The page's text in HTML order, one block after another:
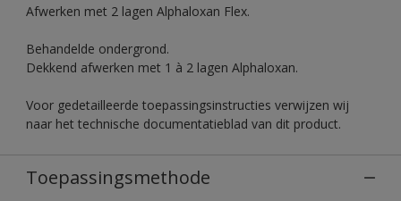
Afwerken met 2 lagen Alphaloxan Flex.
Behandelde ondergrond.
Dekkend afwerken met 1 à 2 lagen Alphaloxan.
Voor gedetailleerde toepassingsinstructies verwijzen wij
naar het technische documentatieblad van dit product.
Toepassingsmethode